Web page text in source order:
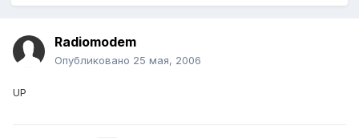
Radiomodem
Опубликовано 25 мая, 2006
UP